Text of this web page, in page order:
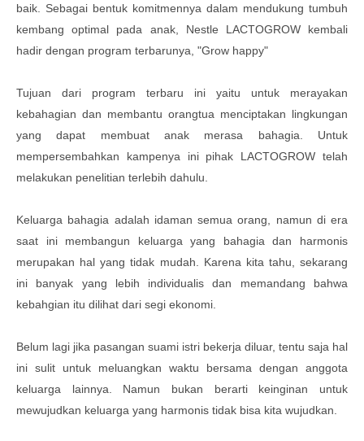
baik. Sebagai bentuk komitmennya dalam mendukung tumbuh
kembang optimal pada anak, Nestle LACTOGROW kembali
hadir dengan program terbarunya, "Grow happy"
Tujuan dari program terbaru ini yaitu untuk merayakan
kebahagian dan membantu orangtua menciptakan lingkungan
yang dapat membuat anak merasa bahagia. Untuk
mempersembahkan kampenya ini pihak LACTOGROW telah
melakukan penelitian terlebih dahulu.
Keluarga bahagia adalah idaman semua orang, namun di era
saat ini membangun keluarga yang bahagia dan harmonis
merupakan hal yang tidak mudah. Karena kita tahu, sekarang
ini banyak yang lebih individualis dan memandang bahwa
kebahgian itu dilihat dari segi ekonomi.
Belum lagi jika pasangan suami istri bekerja diluar, tentu saja hal
ini sulit untuk meluangkan waktu bersama dengan anggota
keluarga lainnya. Namun bukan berarti keinginan untuk
mewujudkan keluarga yang harmonis tidak bisa kita wujudkan.